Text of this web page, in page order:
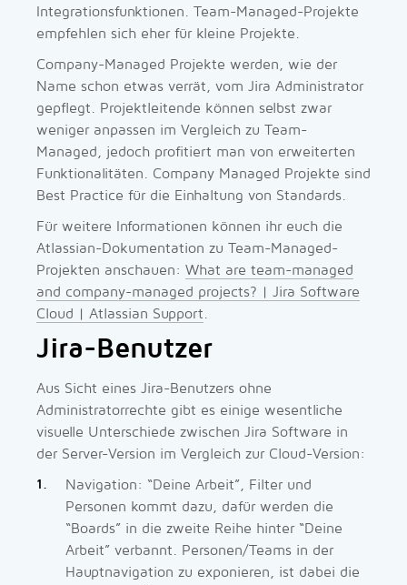
Integrationsfunktionen. Team-Managed-Projekte
empfehlen sich eher für kleine Projekte.
Company-Managed Projekte werden, wie der
Name schon etwas verrät, vom Jira Administrator
gepflegt. Projektleitende können selbst zwar
weniger anpassen im Vergleich zu Team-
Managed, jedoch profitiert man von erweiterten
Funktionalitäten. Company Managed Projekte sind
Best Practice für die Einhaltung von Standards.
Für weitere Informationen können ihr euch die
Atlassian-Dokumentation zu Team-Managed-
Projekten anschauen: What are team-managed
and company-managed projects? | Jira Software
Cloud | Atlassian Support.
Jira-Benutzer
Aus Sicht eines Jira-Benutzers ohne
Administratorrechte gibt es einige wesentliche
visuelle Unterschiede zwischen Jira Software in
der Server-Version im Vergleich zur Cloud-Version:
Navigation: “Deine Arbeit”, Filter und
Personen kommt dazu, dafür werden die
“Boards” in die zweite Reihe hinter “Deine
Arbeit” verbannt. Personen/Teams in der
Hauptnavigation zu exponieren, ist dabei die